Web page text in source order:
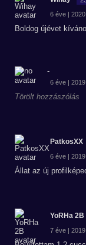
6 éve |
Boldog újévet
-
6 éve |
Törölt hozzászólás
PatkosXX
6 éve |
Állat az új
YoRHa 2B
7 éve |